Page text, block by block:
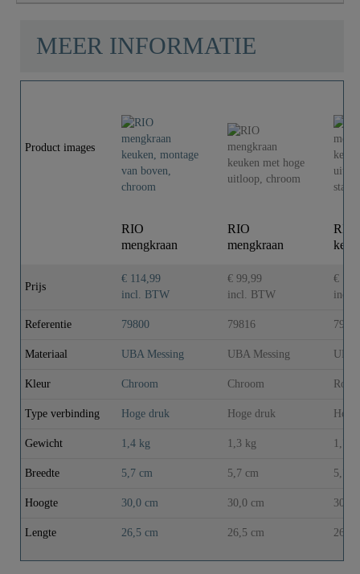
MEER INFORMATIE
Product images
RIO
mengkraan
montage van
boven, chroom
RIO
mengkraan
hoge uitloop,
chroom
RIO
st..
Prijs
€ 114,99
incl. BTW
€ 99,99
incl. BTW
€
incl.
Referentie 79800 79816
Materiaal UBA Messing UBA Messing UBA
Kleur Chroom Chroom
Type verbinding Hoge druk Hoge druk
Gewicht 1,4 kg 1,3 kg 1,7
Breedte 5,7 cm 5,7 cm 5,7
Hoogte 30,0 cm 30,0 cm 30,0
Lengte 26,5 cm 26,5 cm 26,5